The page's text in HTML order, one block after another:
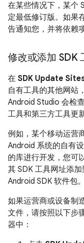
在某些情况下，某个
定最低修订版。如果
告通知您，并将依赖
修改或添加 SDK
在 SDK Update
自有工具的其他网站
Android Studio 会检
工具和第三方工具更新
例如，某个移动运营
Android 系统的自有
的库进行开发，您可
其 SDK 工具网址添加
Android SDK 软件包。
如果运营商或设备制
文件，请按照以下步
器中：